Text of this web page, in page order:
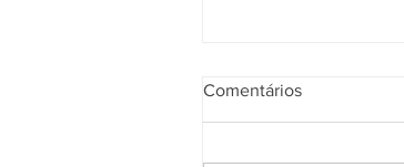
Comentários